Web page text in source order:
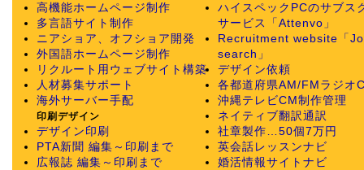
高機能ホームページ制作
多言語サイト制作
ニアショア、オフショア開発
外国語ホームページ制作
リクルート用ウェブサイト構築
人材募集サポート
海外サーバー手配
印刷デザイン
デザイン印刷
PTA新聞 編集～印刷まで
広報誌 編集～印刷まで
ハイスペックPCのサブス
サービス「Attenvo」
Recruitment website「
search」
デザイン依頼
各都道府県AM/FMラジオ
沖縄テレビCM制作管理
ネイティブ翻訳通訳
社章製作…50個7万円
英会話レッスンナビ
婚活情報サイトナビ